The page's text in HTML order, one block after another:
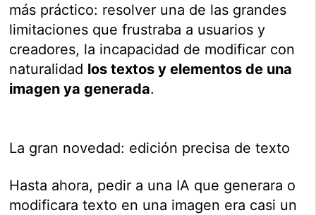
más práctico: resolver una de las grandes
limitaciones que frustraba a usuarios y
creadores, la incapacidad de modificar con
naturalidad los textos y elementos de una
imagen ya generada.
La gran novedad: edición precisa de texto
Hasta ahora, pedir a una IA que generara o
modificara texto en una imagen era casi un